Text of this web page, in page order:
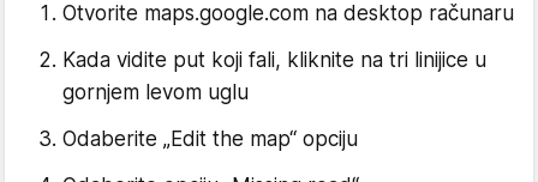
Otvorite maps.google.com na desktop računaru
Kada vidite put koji fali, kliknite na tri linijice u
gornjem levom uglu
Odaberite „Edit the map“ opciju